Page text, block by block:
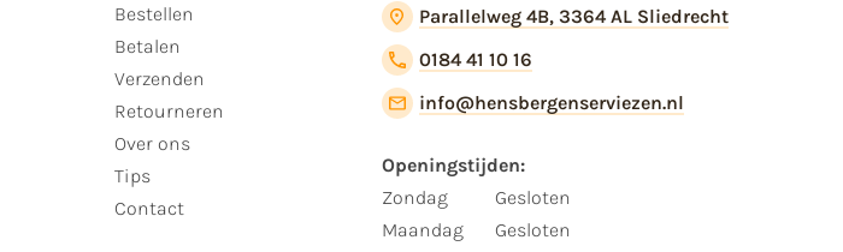
Bestellen
Betalen
Verzenden
Retourneren
Over ons
Tips
Contact
Parallelweg 4B, 3364 AL Sliedrecht
0184 41 10 16
info@hensbergenserviezen.nl
Openingstijden:
Zondag
Maandag
Gesloten
Gesloten